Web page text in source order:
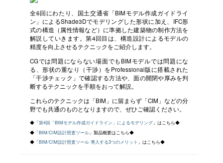
全6回にわたり、国土交通省「BIMモデル作成ガイドライ
ン」によるShade3Dでモデリングした形状に加え、IFC形
式の構造（属性情報など）に準拠した建築物の制作方法を
解説していきます。第4回目は、構造設計によるモデルの
精度を向上させるテクニックをご紹介します。
CGでは問題にならない場面でもBIMモデルでは問題にな
る、形状の重なり（干渉）をProfessional版に搭載された
「干渉チェック」で確認する方法や、面の開閉や厚みを判
断するテクニックを手順をおって解説。
これらのテクニックは「BIM」に留まらず「CIM」などの分
野でも共通のものとなりますので、ぜひご確認ください。
◆「第4回「BIMモデル作成ガイドライン」によるモデリング 」はこちら◆
◆「BIM/CIM設計照査ツール 」製品概要はこちら◆
◆「BIM/CIM設計照査ツール 導入する3つのメリット 」はこちら◆